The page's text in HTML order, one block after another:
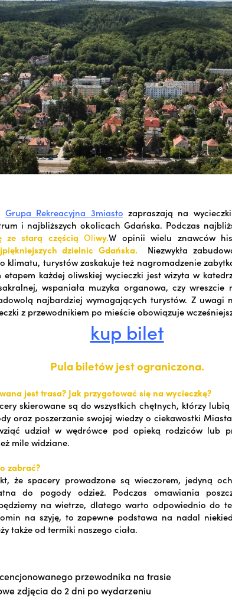
Grupa Rekreacyjna 3miasto zapraszają na
i najbliższych okolicach Gdańska. Podczas
ze starą częściąOliwy.W opinii wielu znawców
dzielnic Gdańska. Niezwykła
klimatu, turystów zaskakuje też nagromadzenie
etapem każdej oliwskiej wycieczki jest wizyta w
wspaniała muzyka organowa, czy wreszcie
najbardziej wymagających turystów. Z uwagi
z przewodnikiem po mieście obowiązuje
kup bilet
Pula biletów jest ograniczona.
jest trasa? Jak przygotować się na wycieczkę?
skierowane są do wszystkich chętnych, którzy
oraz poszerzanie swojej wiedzy o ciekawostki
udział w wędrówce pod opieką rodziców lub
mile widziane.
zabrać?
że spacery prowadzone są wieczorem, jedyną
do pogody odzież. Podczas omawiania
na wietrze, dlatego warto odpowiednio do
na szyję, to zapewne podstawa na nadal
także od termiki naszego ciała.
przewodnika na trasie
zdjęcia do 2 dni po wydarzeniu